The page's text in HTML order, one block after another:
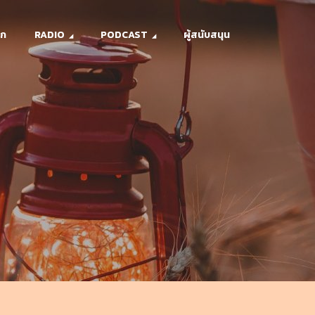
RADIO PODCAST ผู้สนับสนุน